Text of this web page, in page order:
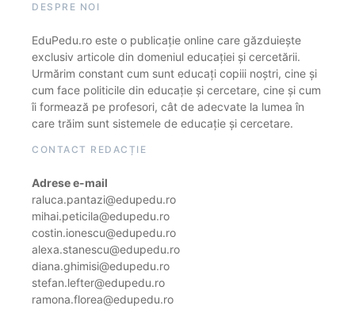
DESPRE NOI
EduPedu.ro este o publicație online care găzduiește
exclusiv articole din domeniul educației și cercetării.
Urmărim constant cum sunt educați copiii noștri, cine și
cum face politicile din educație și cercetare, cine și cum
îi formează pe profesori, cât de adecvate la lumea în
care trăim sunt sistemele de educație și cercetare.
CONTACT REDACȚIE
Adrese e-mail
raluca.pantazi@edupedu.ro
mihai.peticila@edupedu.ro
costin.ionescu@edupedu.ro
alexa.stanescu@edupedu.ro
diana.ghimisi@edupedu.ro
stefan.lefter@edupedu.ro
ramona.florea@edupedu.ro